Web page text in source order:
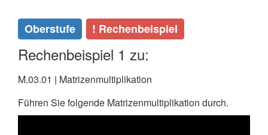
Oberstufe ! Rechenbeispiel
Rechenbeispiel 1 zu:
M.03.01 | Matrizenmultiplikation
Führen Sie folgende Matrizenmultiplikation durch.